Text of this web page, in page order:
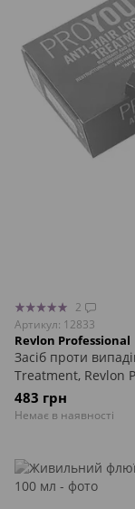
2
Артикул: 12833
Revlon Professional
Засіб проти
Treatment, Revlon
483 грн
Немає в наявності